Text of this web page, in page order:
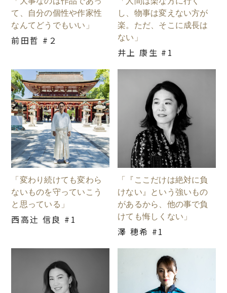
て、自分の個性や作家性
なんてどうでもいい」
前田哲 #２
し、物事は変えない方が
楽。ただ、そこに成長は
ない」
井上 康生 #1
「変わり続けても変わら
ないものを守っていこう
と思っている」
西高辻󠄀 信良 #1
「『ここだけは絶対に負
けない』という強いもの
があるから、他の事で負
けても悔しくない」
澤 穂希 #1